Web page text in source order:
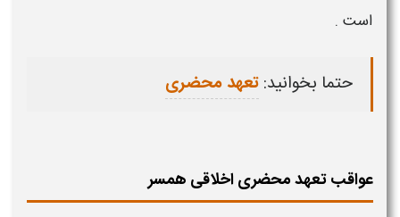
است .
حتما بخوانید:تعهد محضری
عواقب تعهد محضری اخلاقی همسر